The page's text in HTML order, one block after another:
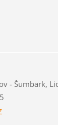
- Šumbark,